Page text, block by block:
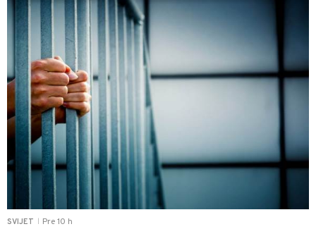
SVIJET Pre 10 h